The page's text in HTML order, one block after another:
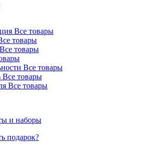
Все товары
товары
Все товары
Все товары
Все товары
Все товары
и наборы
подарок?